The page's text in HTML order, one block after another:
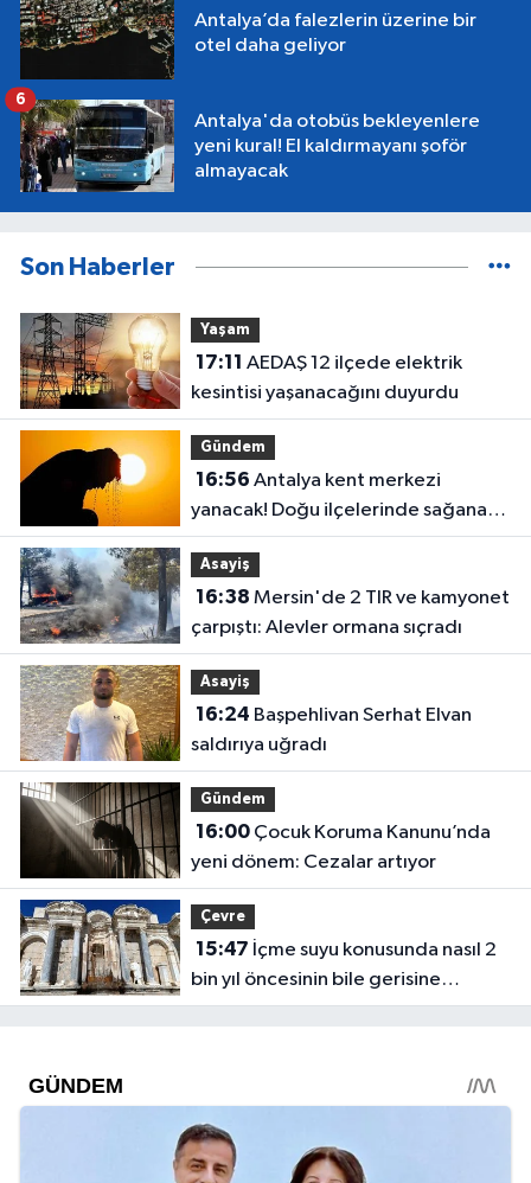
Antalya’da falezlerin üzerine bir
otel daha geliyor
Antalya'da otobüs bekleyenlere
yeni kural! El kaldırmayanı şoför
almayacak
6
Son Haberler
Yaşam
17:11
kesintisi yaşanacağını duyurdu
Gündem
16:56
yanacak! Doğu ilçelerinde sağanak
bekleniyor
Asayiş
16:38
çarpıştı: Alevler ormana sıçradı
Asayiş
16:24
saldırıya uğradı
Gündem
16:00Çocuk Koruma Kanunu’nda
yeni dönem: Cezalar artıyor
Çevre
15:47
bin yıl öncesinin bile gerisine
düştük?